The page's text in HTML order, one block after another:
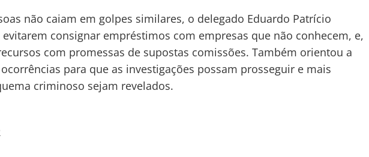
não caiam em golpes similares, o delegado Eduardo Patrício
consignar empréstimos com empresas que não conhecem, e,
com promessas de supostas comissões. Também orientou a
para que as investigações possam prosseguir e mais
criminoso sejam revelados.